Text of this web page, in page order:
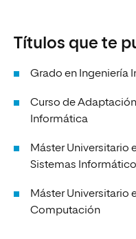
Títulos que te
Grado en Ingeniería
Curso de
Informática
Máster Universitario
Sistemas
Máster Universitario
Computación